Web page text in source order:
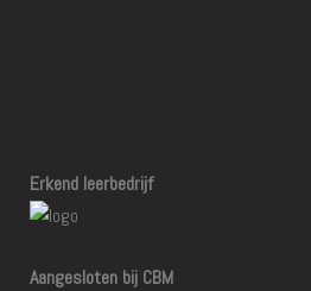
Erkend leerbedrijf
Aangesloten bij CBM